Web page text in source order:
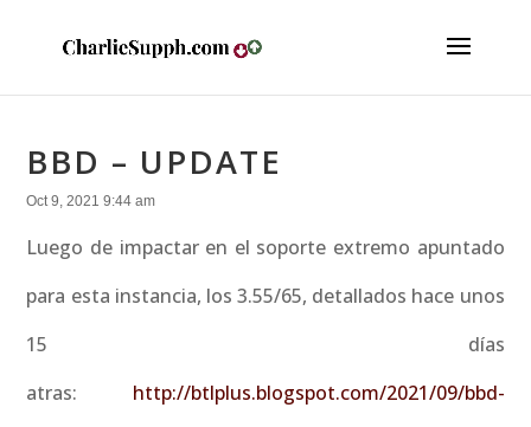
BBD – UPDATE
Oct 9, 2021 9:44 am
Luego de impactar en el soporte extremo apuntado
para esta instancia, los 3.55/65, detallados hace unos
15 días
atras: http://btlplus.blogspot.com/2021/09/bbd-